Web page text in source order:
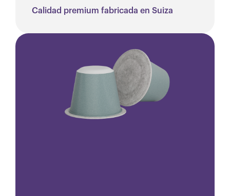
Calidad premium fabricada en Suiza